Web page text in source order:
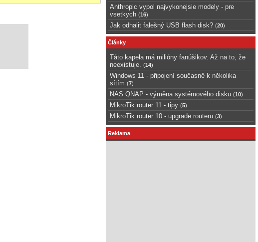
Anthropic vypol najvykonejsie modely - pre
vsetkych (16)
Jak odhalit falešný USB flash disk? (20)
Články
Táto kapela má milióny fanúšikov. Až na to, že
neexistuje.
(14)
Windows 11 - připojení současně k několika
sítím (7)
NAS QNAP - výměna systémového disku (10)
MikroTik router 11 - tipy (5)
MikroTik router 10 - upgrade routeru (3)
Reklama